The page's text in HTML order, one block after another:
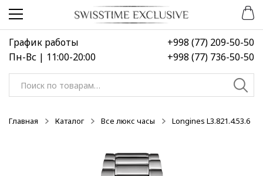
Перейти
навигации
Перейти
содержимому
График работы
Пн-Вс | 11:00-20:00
+998 (77) 209-50-50
+998 (77) 736-50-50
Искать:
Главная Каталог Все люкс часы Longines L3.821.4.53.6